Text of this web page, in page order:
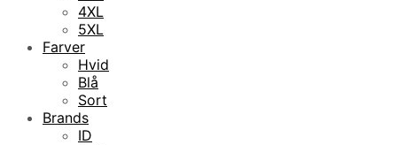
4XL
5XL
Farver
Hvid
Blå
Sort
Brands
ID